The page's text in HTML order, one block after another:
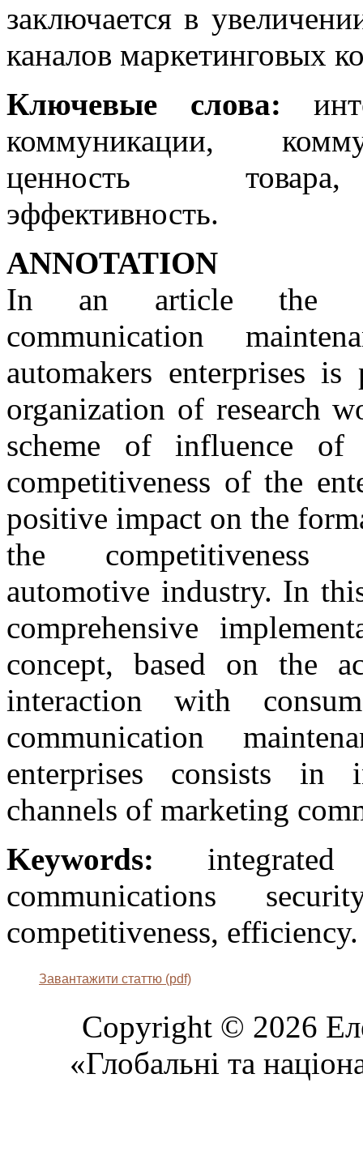
заключается в
каналов маркетинговых
Ключевые слова:
коммуникации,
ценность товара,
эффективность.
АNNOTATION
In an article the
communication
automakers enterprises
organization of research
scheme of influence of
competitiveness of the
positive impact on the
the
automotive industry. In
comprehensive
concept, based on the
interaction with
communication
enterprises consists in
channels of marketing
Keywords: integrated
communications
competitiveness, efficiency.
Завантажити статтю (pdf)
Copyright © 2026
«Глобальні та